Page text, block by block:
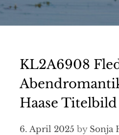
KL2A6908
Haase Titelbild
6. April 2025 by Sonja